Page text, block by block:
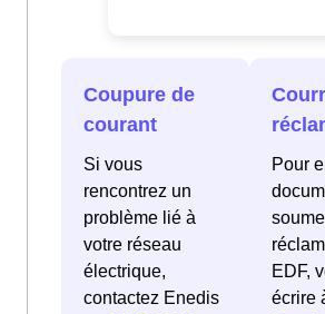
Coupure de
courant
Si vous
rencontrez un
problème lié à
votre réseau
électrique,
contactez Enedis
Pour
EDF,
écrire